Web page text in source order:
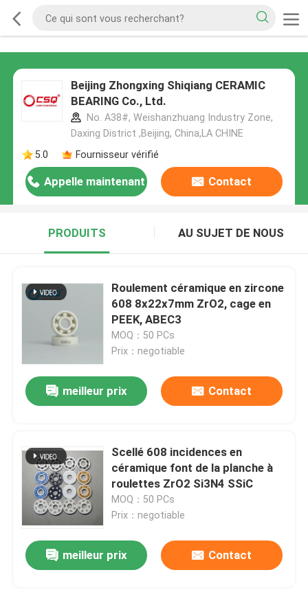
Beijing Zhongxing Shiqiang CERAMIC
BEARING Co., Ltd.
No. A38#, Weishanzhuang Industry Zone,
Daxing District ,Beijing, China,LA CHINE
5.0
Fournisseur vérifié
Appelle maintenant Contact
PRODUITS AU SUJET DE NOUS
Roulement céramique en zircone
608 8x22x7mm ZrO2, cage en
PEEK, ABEC3
MOQ：50 PCs
Prix：negotiable
meilleur prix Contact
Scellé 608 incidences en
céramique font de la planche à
roulettes ZrO2 Si3N4 SSiC
MOQ：50 PCs
Prix：negotiable
meilleur prix Contact